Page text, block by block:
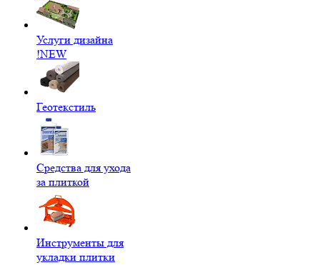
Услуги дизайна
!NEW
Геотекстиль
Средства для ухода
за плиткой
Инструменты для
укладки плитки